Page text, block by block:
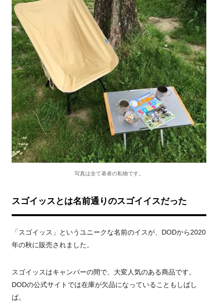
写真は全て著者の私物です。
スゴイッスとは名前通りのスゴイイスだった
「スゴイッス」というユニークな名前のイスが、DODから2020
年の秋に販売されました。
スゴイッスはキャンパーの間で、大変人気のある商品です。
DODの公式サイトでは在庫が欠品になっていることもしばし
ば。